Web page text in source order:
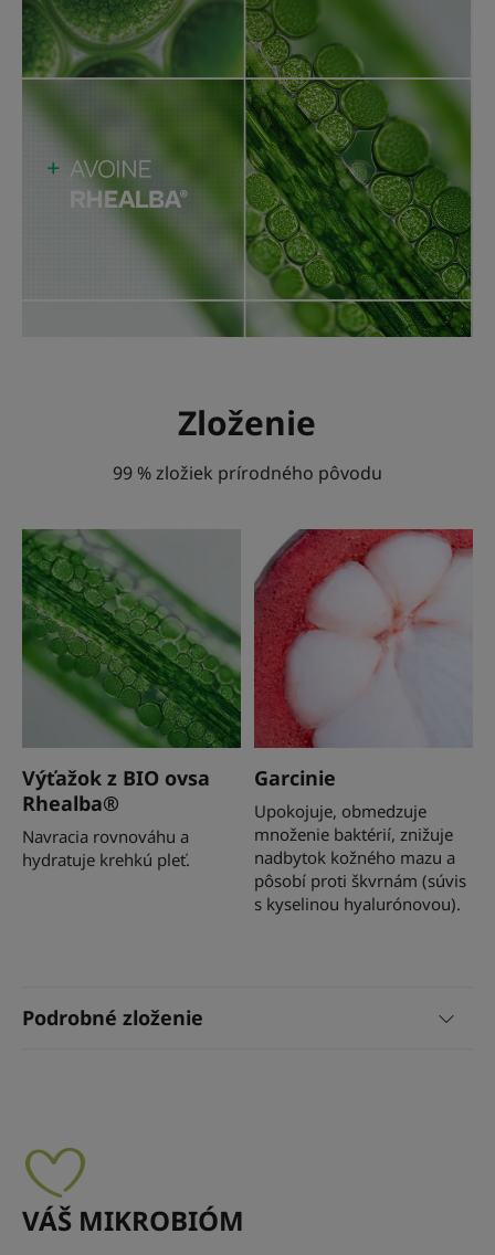
Zloženie
99 % zložiek prírodného pôvodu
Podrobné zloženie
Výťažok z BIO ovsa
Rhealba®
Navracia rovnováhu a
hydratuje krehkú pleť.
Garcinie
Upokojuje, obmedzuje
množenie baktérií, znižuje
nadbytok kožného mazu a
pôsobí proti škvrnám (súvis
s kyselinou hyalurónovou).
VÁŠ MIKROBIÓM